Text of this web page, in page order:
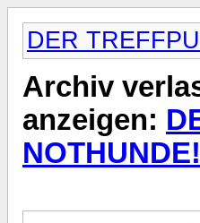
DER
Archiv
anzeigen:
NOTHUNDE!